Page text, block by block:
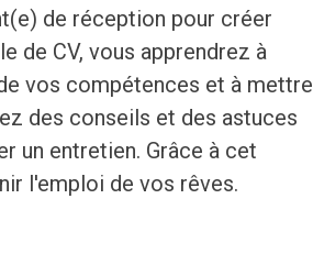
de réception pour créer
de CV, vous apprendrez à
vos compétences et à mettre
des conseils et des astuces
un entretien. Grâce à cet
l'emploi de vos rêves.